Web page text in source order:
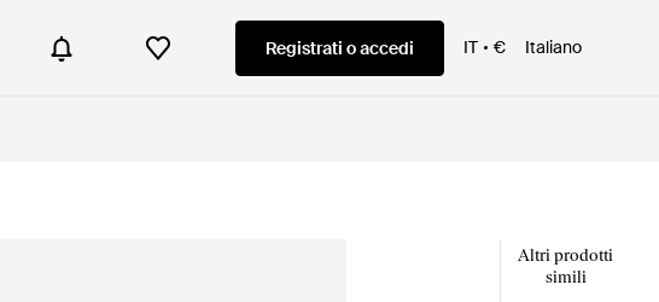
Registrati o accedi IT € Italiano
Altri prodotti
simili